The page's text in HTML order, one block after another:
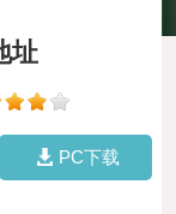
址
PC下载